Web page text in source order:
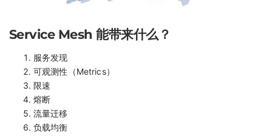
Service Mesh 能带来什么？
服务发现
可观测性（Metrics）
限速
熔断
流量迁移
负载均衡